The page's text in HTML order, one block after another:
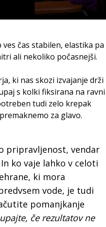
čas stabilen, elastika pa
ali nekoliko počasnejši.
ki nas skozi izvajanje drži
s kolki fiksirana na ravni
tudi zelo krepak
za glavo.
pripravljenost, vendar
ko vaje lahko v celoti
ki mora
vode, je tudi
pomanjkanje
če rezultatov ne